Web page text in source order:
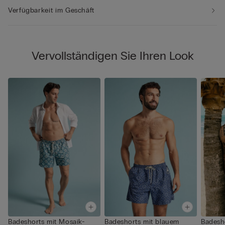
Verfügbarkeit im Geschäft
Vervollständigen Sie Ihren Look
Badeshorts mit Mosaik- Badeshorts mit blauem